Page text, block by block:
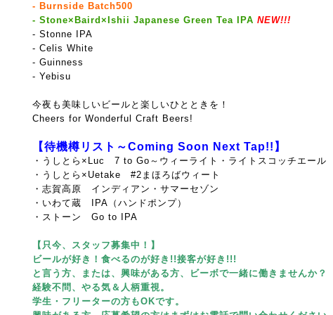
- Burnside Batch500
- Stone×Baird×Ishii Japanese Green Tea IPA NEW!!!
- Stonne
IPA
- Celis White
- Guinness
- Yebisu
今夜も美味しいビールと楽しいひとときを！
Cheers for Wonderful Craft Beers!
【待機樽リスト～Coming Soon Next Tap!!】
・うしとら×Luc 7 to Go～ウィーライト・ライトスコッチエール
・うしとら×Uetake #2まほろばウィート
・志賀高原 インディアン・サマーセゾン
・いわて蔵 IPA（ハンドポンプ）
・ストーン Go to IPA
【只今、スタッフ募集中！】
ビールが好き！食べるのが好き!!接客が好き!!!
と言う方、または、興味がある方、ビーボで一緒に働きませんか？
経験不問、やる気＆人柄重視。
学生・フリーターの方もOKです。